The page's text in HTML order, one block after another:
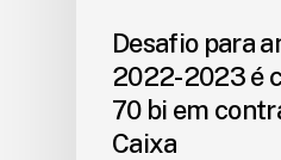
Desafio para
2022-2023 é
70 bi em
Caixa